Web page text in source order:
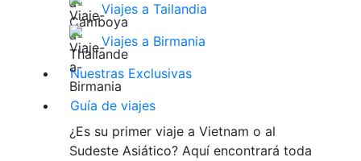
Viajes a Tailandia
Viajes a Birmania
Nuestras Exclusivas
Guía de viajes
¿Es su primer viaje a Vietnam o al
Sudeste Asiático? Aquí encontrará toda